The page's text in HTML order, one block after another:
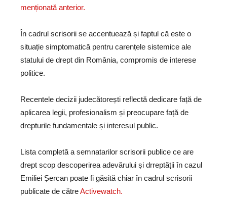
menționată anterior.
În cadrul scrisorii se accentuează și faptul că este o
situație simptomatică pentru carențele sistemice ale
statului de drept din România, compromis de interese
politice.
Recentele decizii judecătorești reflectă dedicare față de
aplicarea legii, profesionalism și preocupare față de
drepturile fundamentale și interesul public.
Lista completă a semnatarilor scrisorii publice ce are
drept scop descoperirea adevărului și drreptății în cazul
Emiliei Șercan poate fi găsită chiar în cadrul scrisorii
publicate de cătreActivewatch.